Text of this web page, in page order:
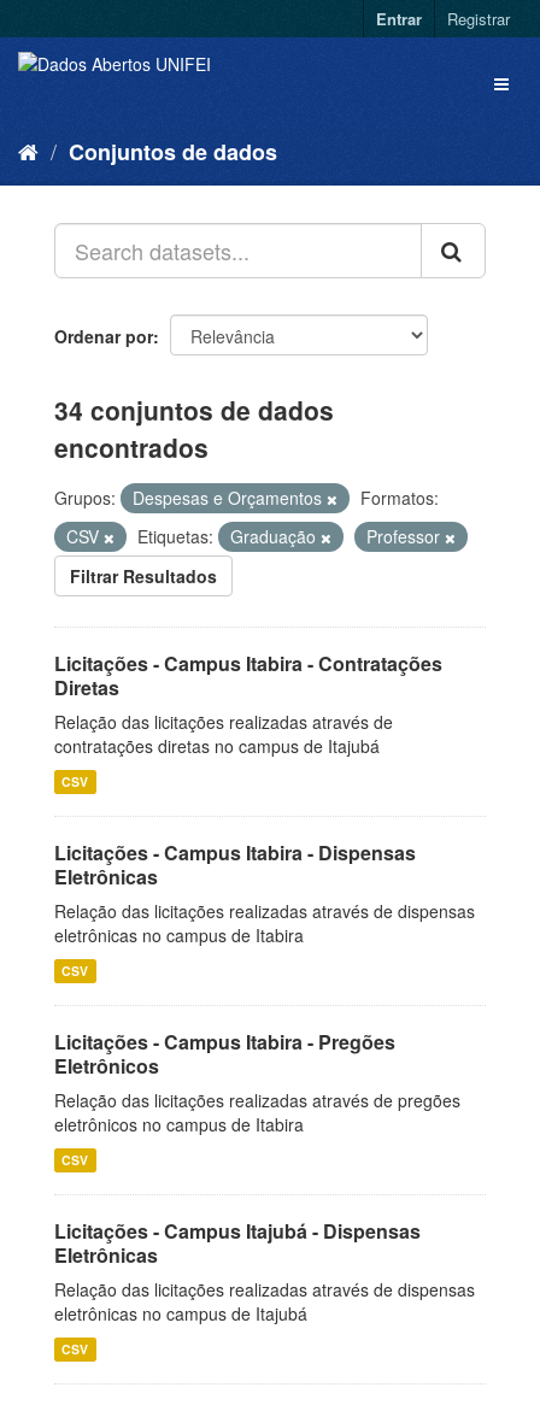
Entrar Registrar
Conjuntos de dados
Ordenar por
34 conjuntos de dados
encontrados
Grupos: Despesas e Orçamentos
Formatos:
CSV
Etiquetas: Graduação
Professor
Filtrar Resultados
Licitações - Campus Itabira - Contratações
Diretas
Relação das licitações realizadas através de
contratações diretas no campus de Itajubá
CSV
Licitações - Campus Itabira - Dispensas
Eletrônicas
Relação das licitações realizadas através de dispensas
eletrônicas no campus de Itabira
CSV
Licitações - Campus Itabira - Pregões
Eletrônicos
Relação das licitações realizadas através de pregões
eletrônicos no campus de Itabira
CSV
Licitações - Campus Itajubá - Dispensas
Eletrônicas
Relação das licitações realizadas através de dispensas
eletrônicas no campus de Itajubá
CSV